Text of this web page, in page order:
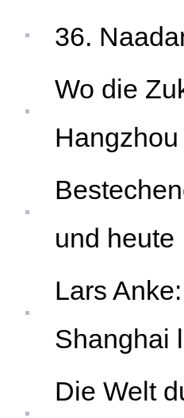
36.
Wo die
Hangzhou
und heute
Lars
Shanghai
Die Welt